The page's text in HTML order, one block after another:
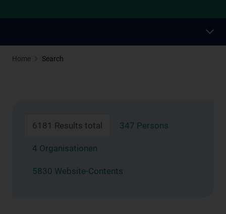
Home Search
6181 Results total 347 Persons
4 Organisationen
5830 Website-Contents